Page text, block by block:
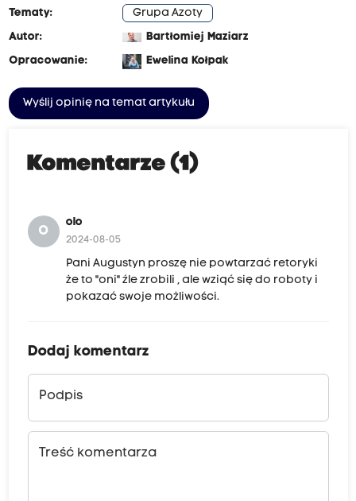
Tematy:
Grupa Azoty
Autor:
Bartłomiej Maziarz
Opracowanie:
Ewelina Kołpak
Wyślij opinię na temat artykułu
Komentarze (1)
O
olo
2024-08-05
Pani Augustyn proszę nie powtarzać retoryki
że to "oni" źle zrobili , ale wziąć się do roboty i
pokazać swoje możliwości.
Dodaj komentarz
Podpis
Treść komentarza